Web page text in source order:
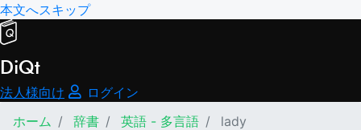
本文へスキップ
DiQt
法人様向け
ログイン
ホーム
辞書 英語 - 多言語 lady